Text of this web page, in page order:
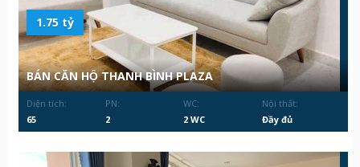
1.75 tỷ
BÁN CĂN HỘ THANH BÌNH PLAZA
Diện tích:
65
PN:
2
WC:
2 WC
Nội thất:
Đầy đủ